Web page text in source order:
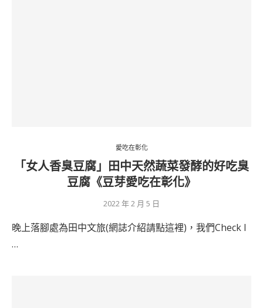
愛吃在彰化
「女人香臭豆腐」田中天然蔬菜發酵的好吃臭
豆腐《豆芽愛吃在彰化》
2022 年 2 月 5 日
晚上落腳處為田中文旅(網誌介紹請點這裡)，我們Check I
…